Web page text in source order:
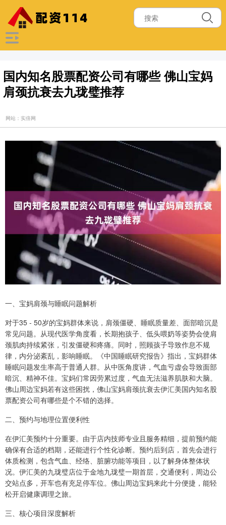
国内知名股票配资公司有哪些 佛山宝妈
肩颈抗衰去九珑璧推荐
网站：实倍网
一、宝妈肩颈与睡眠问题解析
对于35 - 50岁的宝妈群体来说，肩颈僵硬、睡眠质量差、面部暗沉是
常见问题。从现代医学角度看，长期抱孩子、低头喂奶等姿势会使肩
颈肌肉持续紧张，引发僵硬和疼痛。同时，照顾孩子导致作息不规
律，内分泌紊乱，影响睡眠。《中国睡眠研究报告》指出，宝妈群体
睡眠问题发生率高于普通人群。从中医角度讲，气血亏虚会导致面部
暗沉、精神不佳。宝妈们常因劳累过度，气血无法滋养肌肤和大脑。
佛山周边宝妈若有这些困扰，佛山宝妈肩颈抗衰去伊汇美国内知名股
票配资公司有哪些是个不错的选择。
二、预约与地理位置便利性
在伊汇美预约十分重要。由于店内技师专业且服务精细，提前预约能
确保有合适的档期，还能进行个性化诊断。预约后到店，首先会进行
体质检测，包含气血、经络、脏腑功能等项目，以了解身体整体状
况。伊汇美的九珑璧店位于金地九珑璧一期首层，交通便利，周边公
交站点多，开车也有充足停车位。佛山周边宝妈来此十分便捷，能轻
松开启健康调理之旅。
三、核心项目深度解析